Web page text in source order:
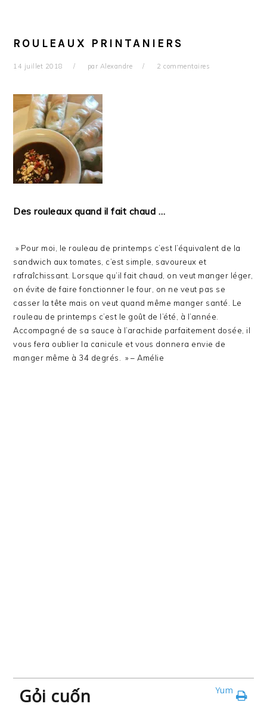
ROULEAUX PRINTANIERS
14 juillet 2018 par Alexandre 2 commentaires
Des rouleaux quand il fait chaud …
» Pour moi, le rouleau de printemps c’est l’équivalent de la
sandwich aux tomates, c’est simple, savoureux et
rafraîchissant. Lorsque qu’il fait chaud, on veut manger léger,
on évite de faire fonctionner le four, on ne veut pas se
casser la tête mais on veut quand même manger santé. Le
rouleau de printemps c’est le goût de l’été, à l’année.
Accompagné de sa sauce à l’arachide parfaitement dosée, il
vous fera oublier la canicule et vous donnera envie de
manger même à 34 degrés. » – Amélie
Gỏi cuốn Yum